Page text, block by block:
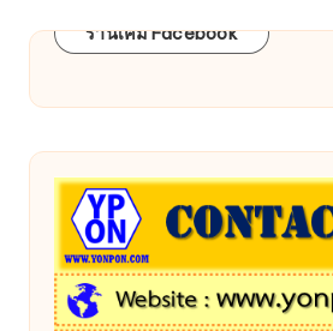
ร้านเคมี Facebook